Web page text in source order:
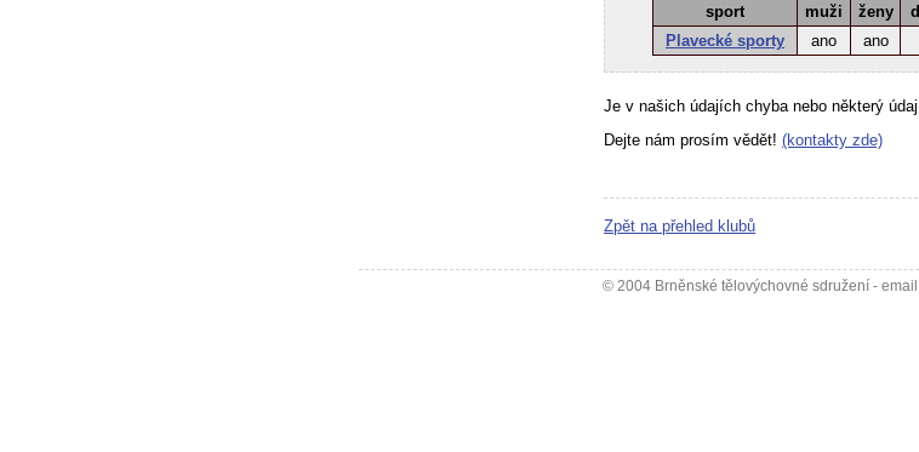
sport muži ženy
Plavecké sporty
ano ano
Je v našich údajích chyba nebo některý
Dejte nám prosím vědět! (kontakty zde)
Zpět na přehled klubů
© 2004 Brněnské tělovýchovné sdružení -